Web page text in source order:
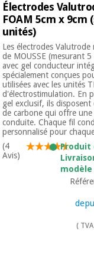
Électrodes
FOAM 5cm x 9cm
unités)
Les électrodes Valutrode
de MOUSSE (mesurant
avec gel conducteur
spécialement conçues
utilisées avec les unités
d'électrostimulation. En
gel exclusif, ils
de carbone qui offre une
conduite. Chaque fil
personnalisé pour
(4
Avis)
Produit
modèle
(